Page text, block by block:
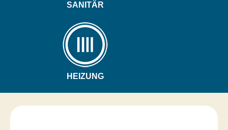
SANITÄR
HEIZUNG